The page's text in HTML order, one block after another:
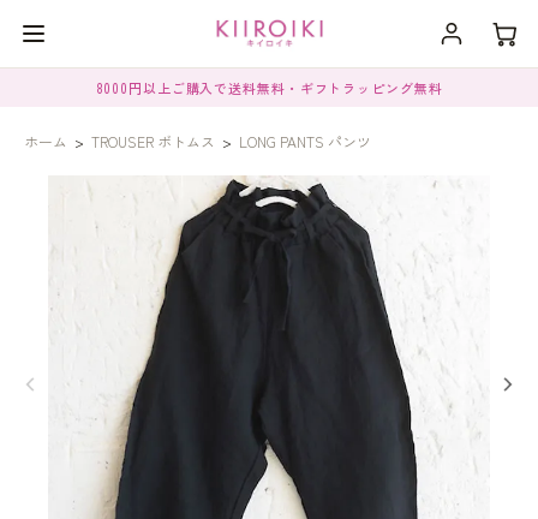
8000円以上ご購入で送料無料・ギフトラッピング無料
ホーム > TROUSER ボトムス > LONG PANTS パンツ